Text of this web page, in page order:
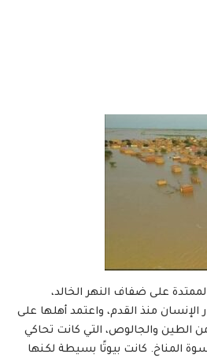
على ضفاف النهر الخالد،
منذ القدم، واعتمد أهلها على
من الطين والجالوص، التي كانت تحاكي
المناخ. كانت بيوتًا بسيطة لكنها